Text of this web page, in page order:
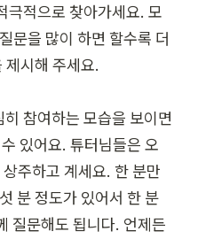
극적으로 찾아가세요. 모
문을 많이 하면 할수록 더
제시해 주세요.
참여하는 모습을 보이면
있어요. 튜터님들은 오
주하고 계세요. 한 분만
분 정도가 있어서 한 분
질문해도 됩니다. 언제든